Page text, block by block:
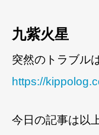
九紫火星
突然のトラブル
https://
今日の記事は以